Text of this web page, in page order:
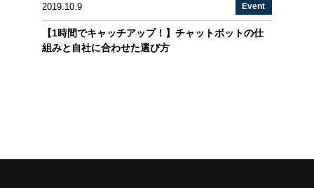
2019.10.9 Event
【1時間でキャッチアップ！】チャットボットの仕
組みと自社に合わせた選び方